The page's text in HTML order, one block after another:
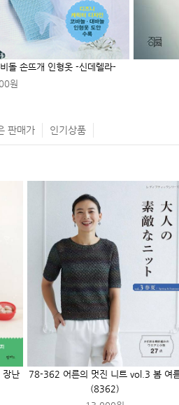
돌 손뜨개 인형옷 -신데렐라-
원
판매가 인기상품
난
78-362 어른의 멋진 니트 vol.3 봄 여
(8362)